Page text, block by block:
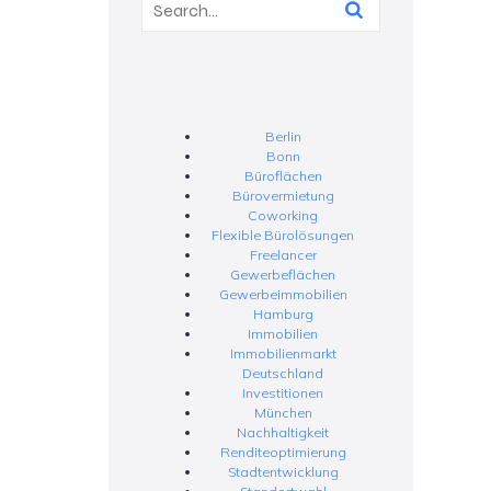
Berlin
Bonn
Büroflächen
Bürovermietung
Coworking
Flexible Bürolösungen
Freelancer
Gewerbeflächen
Gewerbeimmobilien
Hamburg
Immobilien
Immobilienmarkt
Deutschland
Investitionen
München
Nachhaltigkeit
Renditeoptimierung
Stadtentwicklung